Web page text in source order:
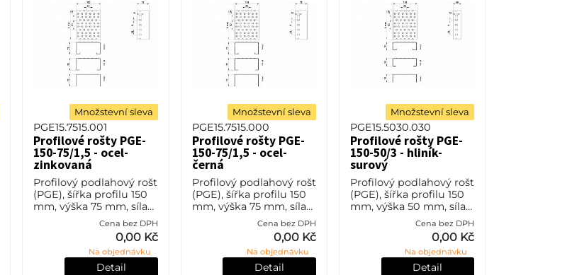
Množstevní sleva
PGE15.7515.001
Profilové rošty PGE-
150-75/1,5 - ocel-
zinkovaná
Profilový podlahový rošt
(PGE), šířka profilu 150
mm, výška 75 mm, síla
1,5 mm, ocel S235JR
(ST37.2 nebo také ČSN
11373) v povrchové
úpravě žárovým zi
Cena bez DPH
0,00 Kč
Na objednávku
Detail
Množstevní sleva
PGE15.7515.000
Profilové rošty PGE-
150-75/1,5 - ocel-
černá
Profilový podlahový rošt
(PGE), šířka profilu 150
mm, výška 75 mm, síla
1,5 mm, ocel S235JR
(ST37.2 nebo také ČSN
11373) bez povrchové
úpravy.
Cena bez DPH
0,00 Kč
Na objednávku
Detail
Množstevní sleva
PGE15.5030.030
Profilové rošty PGE-
150-50/3 - hliník-
surový
Profilový podlahový rošt
(PGE), šířka profilu 150
mm, výška 50 mm, síla 3
mm, hliník bez
povrchové úpravy.
Cena bez DPH
0,00 Kč
Na objednávku
Detail